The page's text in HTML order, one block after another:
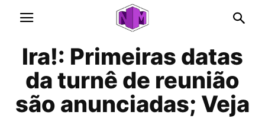
Ira!: Primeiras datas
da turnê de reunião
são anunciadas; Veja